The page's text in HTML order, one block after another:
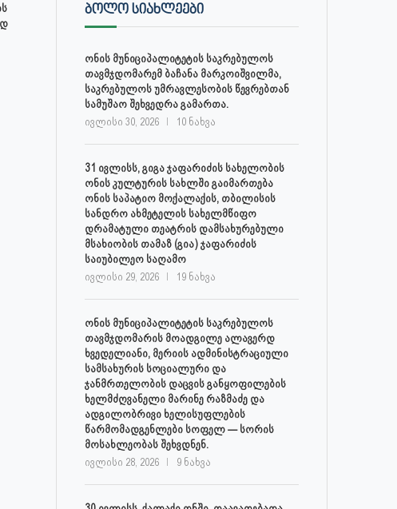
30 ივლისს, ქალაქი ონში,
დაავადებათა კონტროლისა და
ივლისი 27, 2026
ᲑᲝᲚᲝ ᲡᲘᲐᲮᲚᲔᲔᲑᲘ
ონის მუნიციპალიტეტის საკრებულოს
თავმჯდომარემ ბაჩანა მარკოიშვილმა,
საკრებულოს უმრავლესობის წევრებთან
სამუშაო შეხვედრა გამართა.
ივლისი 30, 2026 10 ნახვა
31 ივლისს, გიგა ჯაფარიძის სახელობის
ონის კულტურის სახლში გაიმართება
ონის საპატიო მოქალაქის, თბილისის
სანდრო ახმეტელის სახელმწიფო
დრამატული თეატრის დამსახურებული
მსახიობის თამაზ (გია) ჯაფარიძის
საიუბილეო საღამო
ივლისი 29, 2026 19 ნახვა
ონის მუნიციპალიტეტის საკრებულოს
თავმჯდომარის მოადგილე ალავერდ
ხვედელიანი, მერიის ადმინისტრაციული
სამსახურის სოციალური და
ჯანმრთელობის დაცვის განყოფილების
ხელმძღვანელი მარინე რაზმაძე და
ადგილობრივი ხელისუფლების
წარმომადგენლები სოფელ — სორის
მოსახლეობას შეხვდნენ.
ივლისი 28, 2026 9 ნახვა